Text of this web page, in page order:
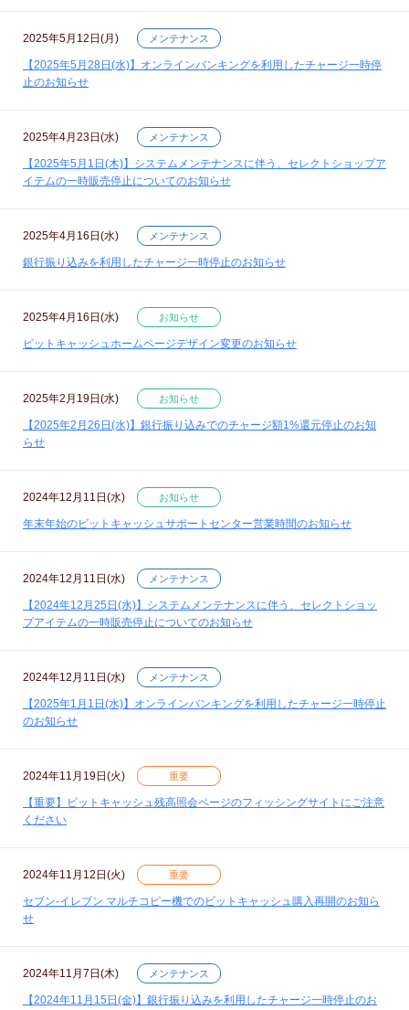
2025年5月12日(月) メンテナンス
【2025年5月28日(水)】オンラインバンキングを利用したチャージ一時停
止のお知らせ
2025年4月23日(水) メンテナンス
【2025年5月1日(木)】システムメンテナンスに伴う、セレクトショップア
イテムの一時販売停止についてのお知らせ
2025年4月16日(水) メンテナンス
銀行振り込みを利用したチャージ一時停止のお知らせ
2025年4月16日(水) お知らせ
ビットキャッシュホームページデザイン変更のお知らせ
2025年2月19日(水) お知らせ
【2025年2月26日(水)】銀行振り込みでのチャージ額1%還元停止のお知
らせ
2024年12月11日(水) お知らせ
年末年始のビットキャッシュサポートセンター営業時間のお知らせ
2024年12月11日(水) メンテナンス
【2024年12月25日(水)】システムメンテナンスに伴う、セレクトショッ
プアイテムの一時販売停止についてのお知らせ
2024年12月11日(水) メンテナンス
【2025年1月1日(水)】オンラインバンキングを利用したチャージ一時停止
のお知らせ
2024年11月19日(火) 重要
【重要】ビットキャッシュ残高照会ページのフィッシングサイトにご注意
ください
2024年11月12日(火) 重要
セブン‐イレブン マルチコピー機でのビットキャッシュ購入再開のお知ら
せ
2024年11月7日(木) メンテナンス
【2024年11月15日(金)】銀行振り込みを利用したチャージ一時停止のお